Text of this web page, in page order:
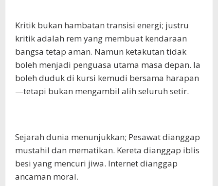
Kritik bukan hambatan transisi energi; justru
kritik adalah rem yang membuat kendaraan
bangsa tetap aman. Namun ketakutan tidak
boleh menjadi penguasa utama masa depan. Ia
boleh duduk di kursi kemudi bersama harapan
—tetapi bukan mengambil alih seluruh setir.
Sejarah dunia menunjukkan; Pesawat dianggap
mustahil dan mematikan. Kereta dianggap iblis
besi yang mencuri jiwa. Internet dianggap
ancaman moral.